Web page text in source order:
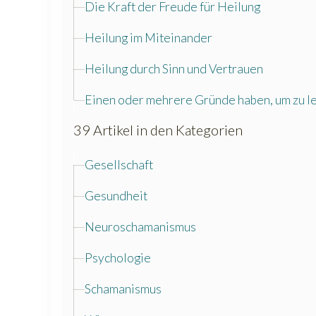
Die Kraft der Freude für Heilung
Heilung im Miteinander
Heilung durch Sinn und Vertrauen
Einen oder mehrere Gründe haben, um zu
39 Artikel in den Kategorien
Gesellschaft
Gesundheit
Neuroschamanismus
Psychologie
Schamanismus